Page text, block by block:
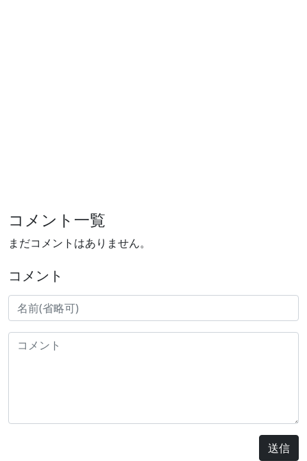
コメント一覧
まだコメントはありません。
コメント
送信